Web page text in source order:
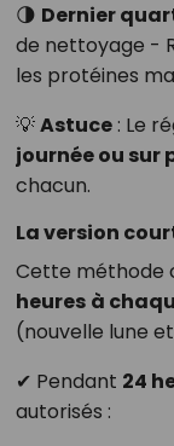
🌗 Dernier
de nettoyage -
les protéines
💡Astuce: Le
journée ou sur
chacun.
La version
Cette méthode
heures à
(nouvelle lune
✔ Pendant 24
autorisés :